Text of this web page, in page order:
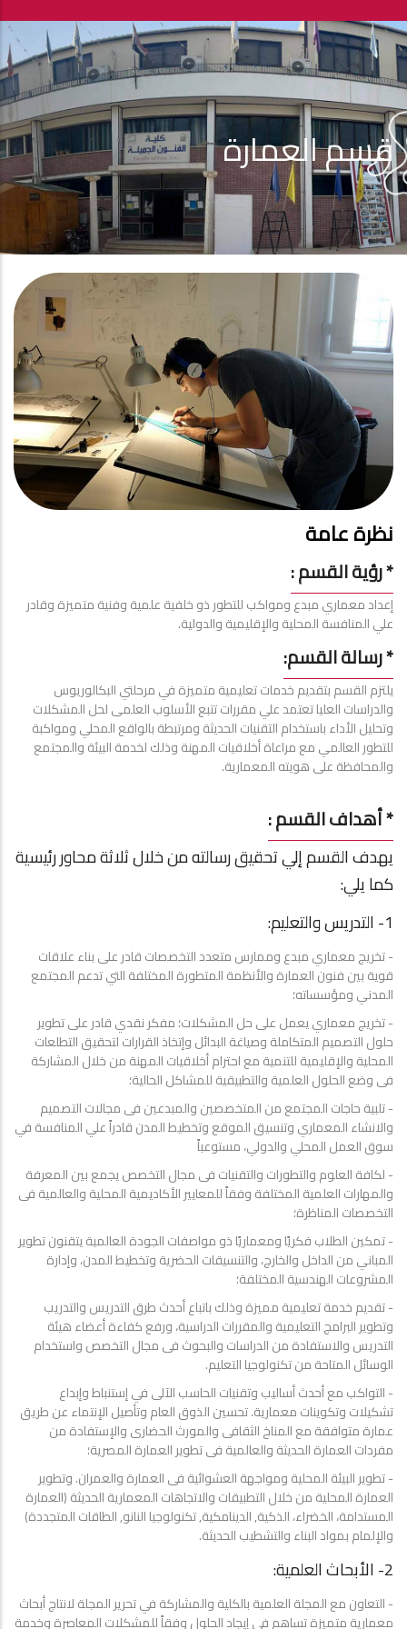
قسم العمارة
نظرة عامة
* رؤية القسم :
إعداد معماري مبدع ومواكب للتطور ذو خلفية علمية وفنية متميزة وقادر
علي المنافسة المحلية والإقليمية والدولية.
* رسالة القسم:
يلتزم القسم بتقديم خدمات تعليمية متميزة في مرحلتي البكالوريوس
والدراسات العليا تعتمد علي مقررات تتبع الأسلوب العلمى لحل المشكلات
وتحليل الأداء باستخدام التقنيات الحديثة ومرتبطة بالواقع المحلي ومواكبة
للتطور العالمي مع مراعاة أخلاقيات المهنة وذلك لخدمة البيئة والمجتمع
والمحافظة على هويته المعمارية.
* أهداف القسم :
يهدف القسم إلي تحقيق رسالته من خلال ثلاثة محاور رئيسية
كما يلي:
1- التدريس والتعليم:
- تخريج معماري مبدع وممارس متعدد التخصصات قادر على بناء علاقات
قوية بين فنون العمارة والأنظمة المتطورة المختلفة التي تدعم المجتمع
المدني ومؤسساته؛
- تخريج معماري يعمل على حل المشكلات؛ مفكر نقدي قادر على تطوير
حلول التصميم المتكاملة وصياغة البدائل وإتخاذ القرارات لتحقيق التطلعات
المحلية والإقليمية للتنمية مع احترام أخلاقيات المهنة من خلال المشاركة
فى وضع الحلول العلمية والتطبيقية للمشاكل الحالية؛
- تلبية حاجات المجتمع من المتخصصين والمبدعين فى مجالات التصميم
والانشاء المعماري وتنسيق الموقع وتخطيط المدن قادراً علي المنافسة في
سوق العمل المحلي والدولي، مستوعباً
- لكافة العلوم والتطورات والتقنيات فى مجال التخصص يجمع بين المعرفة
والمهارات العلمية المختلفة وفقاً للمعايير الأكاديمية المحلية والعالمية فى
التخصصات المناظرة؛
- تمكين الطلاب فكريًا ومعماريًا ذو مواصفات الجودة العالمية يتقنون تطوير
المباني من الداخل والخارج، والتنسيقات الحضرية وتخطيط المدن، وإدارة
المشروعات الهندسية المختلفة؛
- تقديم خدمة تعليمية مميزة وذلك باتباع أحدث طرق التدريس والتدريب
وتطوير البرامج التعليمية والمقررات الدراسية، ورفع كفاءة أعضاء هيئة
التدريس والاستفادة من الدراسات والبحوث فى مجال التخصص واستخدام
الوسائل المتاحة من تكنولوجيا التعليم.
- التواكب مع أحدث أساليب وتقنيات الحاسب الآلى في إستنباط وإبداع
تشكيلات وتكوينات معمارية. تحسين الذوق العام وتأصيل الإنتماء عن طريق
عمارة متوافقة مع المناخ الثقافى والمورث الحضارى والإستفادة من
مفردات العمارة الحديثة والعالمية فى تطوير العمارة المصرية؛
- تطوير البيئة المحلية ومواجهة العشوائية فى العمارة والعمران. وتطوير
العمارة المحلية من خلال التطبيقات والاتجاهات المعمارية الحديثة (العمارة
المستدامة، الخضراء، الذكية, الدينامكية, تكنولوجيا النانو, الطاقات المتجددة)
والإلمام بمواد البناء والتشطيب الحديثة.
2- الأبحاث العلمية:
- التعاون مع المجلة العلمية بالكلية والمشاركة في تحرير المجلة لانتاج أبحاث
معمارية متميزة تساهم في إيجاد الحلول وفقاً للمشكلات المعاصرة وخدمة